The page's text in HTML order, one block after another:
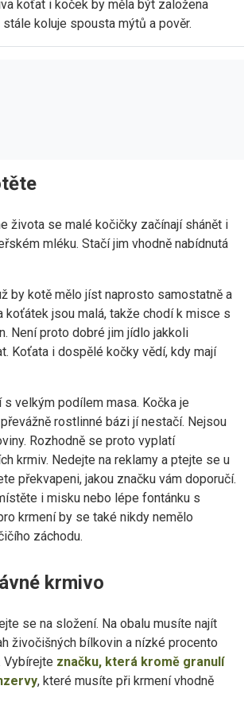
koťat i koček by měla být založena
koluje spousta mýtů a pověr.
života se malé kočičky začínají shánět i
mléku. Stačí jim vhodně nabídnutá
by kotě mělo jíst naprosto samostatně a
koťátek jsou malá, takže chodí k misce s
Není proto dobré jim jídlo jakkoli
Koťata i dospělé kočky vědí, kdy mají
velkým podílem masa. Kočka je
rostlinné bázi jí nestačí. Nejsou
Rozhodně se proto vyplatí
krmiv. Nedejte na reklamy a ptejte se u
překvapeni, jakou značku vám doporučí.
i misku nebo lépe fontánku s
krmení by se také nikdy nemělo
záchodu.
krmivo
se na složení. Na obalu musíte najít
živočišných bílkovin a nízké procento
Vybírejte značku, která kromě granulí
, které musíte při krmení vhodně